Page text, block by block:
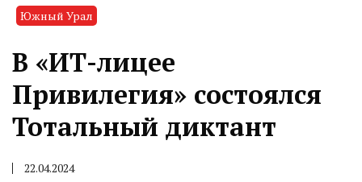
Южный Урал
В «ИТ-лицее
Привилегия» состоялся
Тотальный диктант
22.04.2024